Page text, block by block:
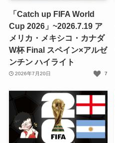
「Catch up FIFA World
Cup 2026」~2026.7.19 ア
メリカ・メキシコ・カナダ
W杯 Final スペイン×アルゼ
ンチン ハイライト
2026年7月20日 7